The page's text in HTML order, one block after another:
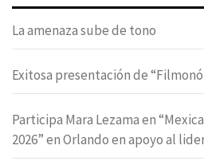
La amenaza sube de tono
Exitosa presentación de
Participa Mara Lezama en
2026” en Orlando en apoyo al